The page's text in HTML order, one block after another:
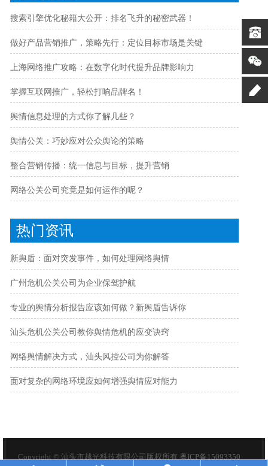
搜索引擎优化秘籍大公开：排名飞升的秘密武器！
做好产品营销推广，策略先行：定位目标市场是关键
上海网络推广攻略：在数字化时代提升品牌影响力
掌握互联网推广，轻松打响品牌名！
舆情信息处理的方式你了解几些？
舆情公关：巧妙应对公众舆论的策略
整合营销传播：统一信息与目标，提升营销
网络公关公司究竟是如何运作的呢？
热门资讯
新舆盾：面对突发事件，如何处理网络舆情
广州危机公关公司为企业保驾护航
专业的舆情分析报告应该如何做？新舆盾告诉你
汕头危机公关公司教你舆情危机的应变诀窍
网络舆情解决方式，汕头风控公司为你解答
面对复杂的网络环境应如何增强舆情应对能力
Copyright © 汕头市越光科技有限公司版权所有 粤ICP备15093350